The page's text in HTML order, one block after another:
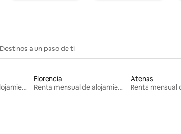
Destinos a un paso de ti
Renta mensual de alojamientos
Florencia
Renta mensual de alojamientos
Atenas